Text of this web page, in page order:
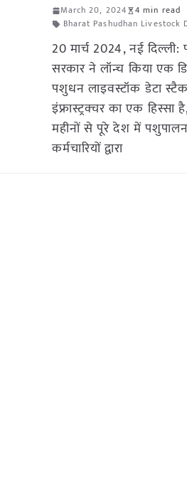
March 20, 2024
4 min read
Bharat Pashudhan Livestock
20 मार्च 2024, नई
सरकार ने लॉन्च किया एक
पशुधन लाइवस्टॉक डेटा
इंफ्रास्ट्रक्चर का एक
महीनों से पूरे देश में
कर्मचारियों द्वारा